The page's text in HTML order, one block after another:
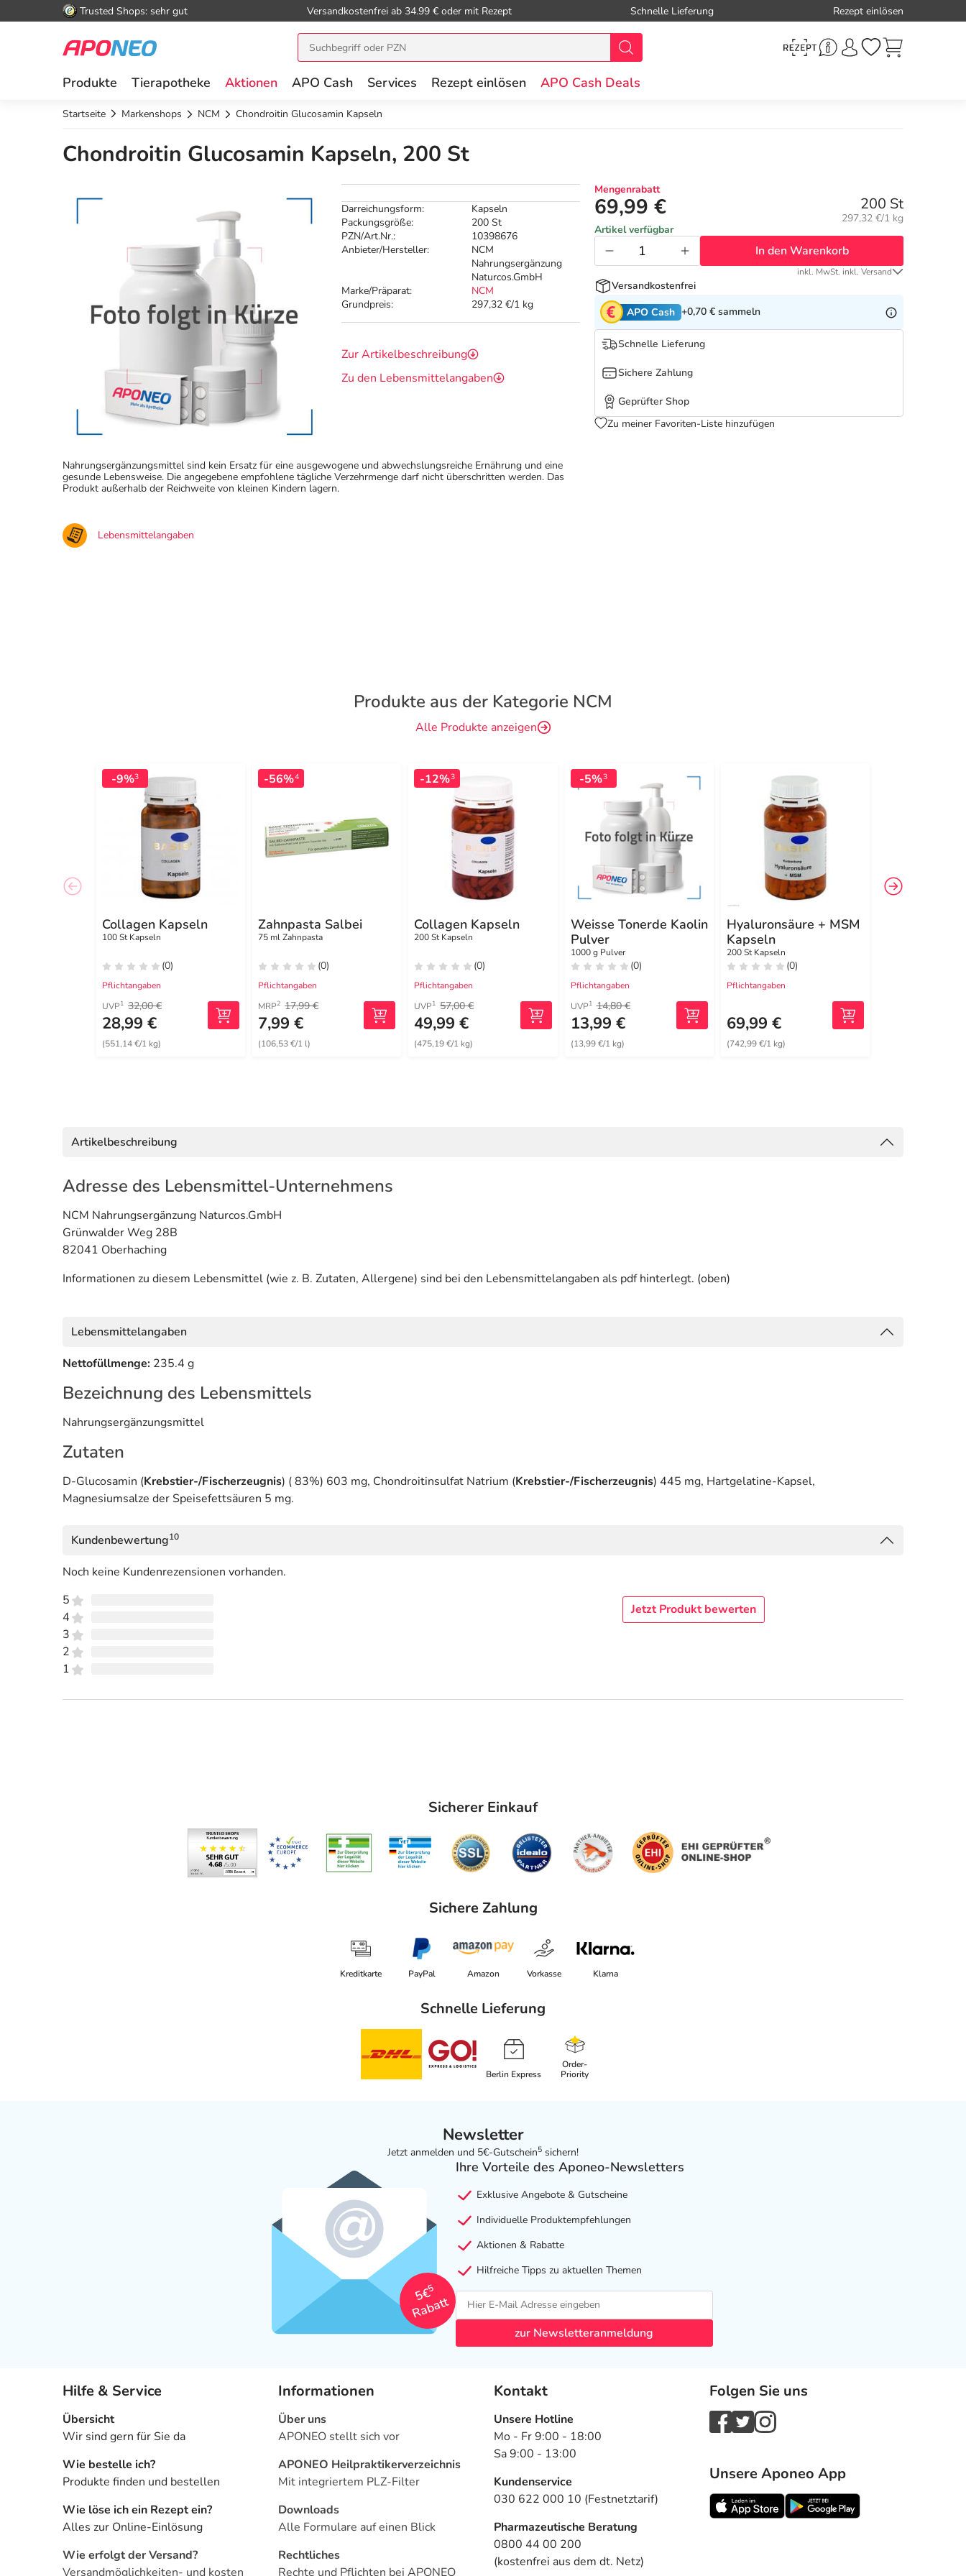
Trusted Shops: sehr gut Versandkostenfrei ab 34.99 € oder mit Rezept Schnelle Lieferung Rezept einlösen
Produkte Tierapotheke Aktionen APO Cash Services Rezept einlösen APO Cash Deals
Startseite Markenshops NCM Chondroitin Glucosamin Kapseln
Chondroitin Glucosamin Kapseln, 200 St
Darreichungsform:
Kapseln
Packungsgröße:
200 St
PZN/Art.Nr.:
10398676
Anbieter/Hersteller:
NCM
Nahrungsergänzung
Naturcos.GmbH
Marke/Präparat:
NCM
Grundpreis:
297,32 €/1 kg
Zur Artikelbeschreibung
Zu den Lebensmittelangaben
Mengenrabatt
69,99 € 200 St
Grundpreis:
297,32 €/1 kg
Artikel verfügbar
In den Warenkorb
inkl. MwSt. inkl. Versand
Versandkostenfrei
APO Cash +0,70 € sammeln
Schnelle Lieferung
Sichere Zahlung
Geprüfter Shop
Zu meiner Favoriten-Liste hinzufügen
Nahrungsergänzungsmittel sind kein Ersatz für eine ausgewogene und abwechslungsreiche Ernährung und eine
gesunde Lebensweise. Die angegebene empfohlene tägliche Verzehrmenge darf nicht überschritten werden. Das
Produkt außerhalb der Reichweite von kleinen Kindern lagern.
Lebensmittelangaben
Produkte aus der Kategorie NCM
Alle Produkte anzeigen
-9%3
Collagen Kapseln
100 St Kapseln
(0)
Pflichtangaben
UVP1 32,00 €
28,99 €
(551,14 €/1 kg)
-56%4
Zahnpasta Salbei
75 ml Zahnpasta
(0)
Pflichtangaben
MRP2 17,99 €
7,99 €
(106,53 €/1 l)
-12%3
Collagen Kapseln
200 St Kapseln
(0)
Pflichtangaben
UVP1 57,00 €
49,99 €
(475,19 €/1 kg)
-5%3
Weisse Tonerde Kaolin
Pulver
1000 g Pulver
(0)
Pflichtangaben
UVP1 14,80 €
13,99 €
(13,99 €/1 kg)
Hyaluronsäure + MSM
Kapseln
200 St Kapseln
(0)
Pflichtangaben
69,99 €
(742,99 €/1 kg)
Artikelbeschreibung
Adresse des Lebensmittel-Unternehmens
NCM Nahrungsergänzung Naturcos.GmbH
Grünwalder Weg 28B
82041 Oberhaching
Informationen zu diesem Lebensmittel (wie z. B. Zutaten, Allergene) sind bei den Lebensmittelangaben als pdf hinterlegt. (oben)
Lebensmittelangaben
Nettofüllmenge: 235.4 g
Bezeichnung des Lebensmittels
Nahrungsergänzungsmittel
Zutaten
D-Glucosamin (Krebstier-/Fischerzeugnis) ( 83%) 603 mg, Chondroitinsulfat Natrium (Krebstier-/Fischerzeugnis) 445 mg, Hartgelatine-Kapsel,
Magnesiumsalze der Speisefettsäuren 5 mg.
Kundenbewertung10
Noch keine Kundenrezensionen vorhanden.
5
4
3
2
1
Jetzt Produkt bewerten
Sicherer Einkauf
Sichere Zahlung
Kreditkarte PayPal Amazon Vorkasse Klarna
Schnelle Lieferung
Berlin Express
Order-
Priority
Newsletter
Jetzt anmelden und 5€-Gutschein5 sichern!
5€
5
Rabatt
Ihre Vorteile des Aponeo-Newsletters
Exklusive Angebote & Gutscheine
Individuelle Produktempfehlungen
Aktionen & Rabatte
Hilfreiche Tipps zu aktuellen Themen
zur Newsletteranmeldung
Hilfe & Service
Übersicht
Wir sind gern für Sie da
Wie bestelle ich?
Produkte finden und bestellen
Wie löse ich ein Rezept ein?
Alles zur Online-Einlösung
Wie erfolgt der Versand?
Versandmöglichkeiten- und kosten
Informationen
Über uns
APONEO stellt sich vor
APONEO Heilpraktikerverzeichnis
Mit integriertem PLZ-Filter
Downloads
Alle Formulare auf einen Blick
Rechtliches
Rechte und Pflichten bei APONEO
Kontakt
Unsere Hotline
Mo - Fr 9:00 - 18:00
Sa 9:00 - 13:00
Kundenservice
030 622 000 10 (Festnetztarif)
Pharmazeutische Beratung
0800 44 00 200
(kostenfrei aus dem dt. Netz)
Folgen Sie uns
Unsere Aponeo App